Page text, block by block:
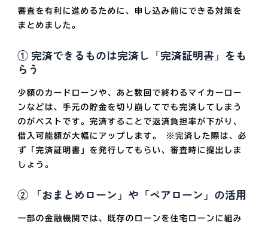
審査を有利に進めるために、申し込み前にできる対策を
まとめました。
① 完済できるものは完済し「完済証明書」をも
らう
少額のカードローンや、あと数回で終わるマイカーロー
ンなどは、手元の貯金を切り崩してでも完済してしまう
のがベストです。完済することで返済負担率が下がり、
借入可能額が大幅にアップします。 ※完済した際は、必
ず「完済証明書」を発行してもらい、審査時に提出しま
しょう。
② 「おまとめローン」や「ペアローン」の活用
一部の金融機関では、既存のローンを住宅ローンに組み